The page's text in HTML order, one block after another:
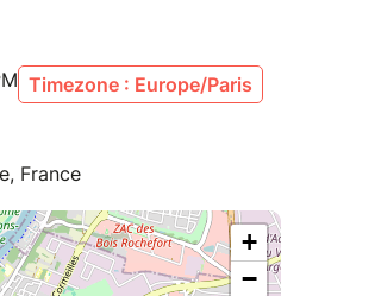
Timezone : Europe/Paris
France
+
−